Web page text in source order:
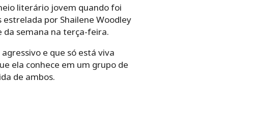
literário jovem quando foi
por Shailene Woodley
da semana na terça-feira.
e que só está viva
ela conhece em um grupo de
de ambos.